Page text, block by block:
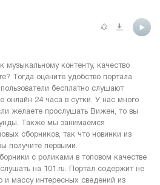
музыкальному контенту, качество
Тогда оцените удобство портала
бесплатно слушают
24 часа в сутки. У нас много
желаете прослушать Вижен, то вы
Также мы занимаемся
сборников, так что новинки из
получите первыми.
с роликами в топовом качестве
на 101.ru. Портал содержит не
и массу интересных сведений из